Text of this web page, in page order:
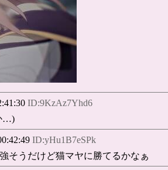
ID:9KzAz7Yhd6
…)
ID:yHu1B7eSPk
そうだけど猫マヤに勝てるかなぁ